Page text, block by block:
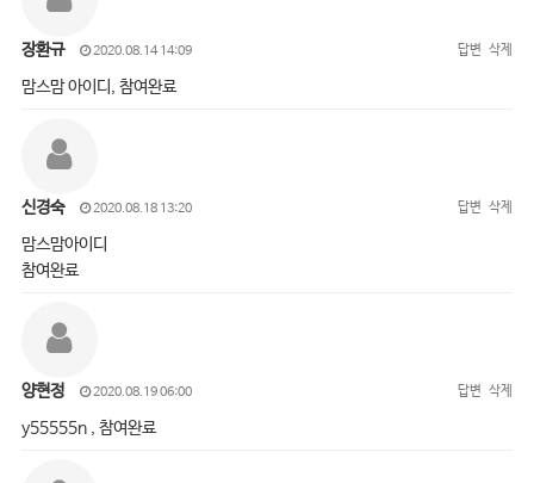
장환규 2020.08.14 14:09 답변 삭제
맘스맘 아이디, 참여완료
신경숙 2020.08.18 13:20 답변 삭제
맘스맘아이디
참여완료
양현정 2020.08.19 06:00 답변 삭제
y55555n , 참여완료